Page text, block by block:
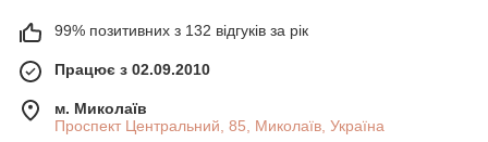
99% позитивних з 132 відгуків за рік
Працює з 02.09.2010
м. Миколаїв
Проспект Центральний, 85, Миколаїв, Україна